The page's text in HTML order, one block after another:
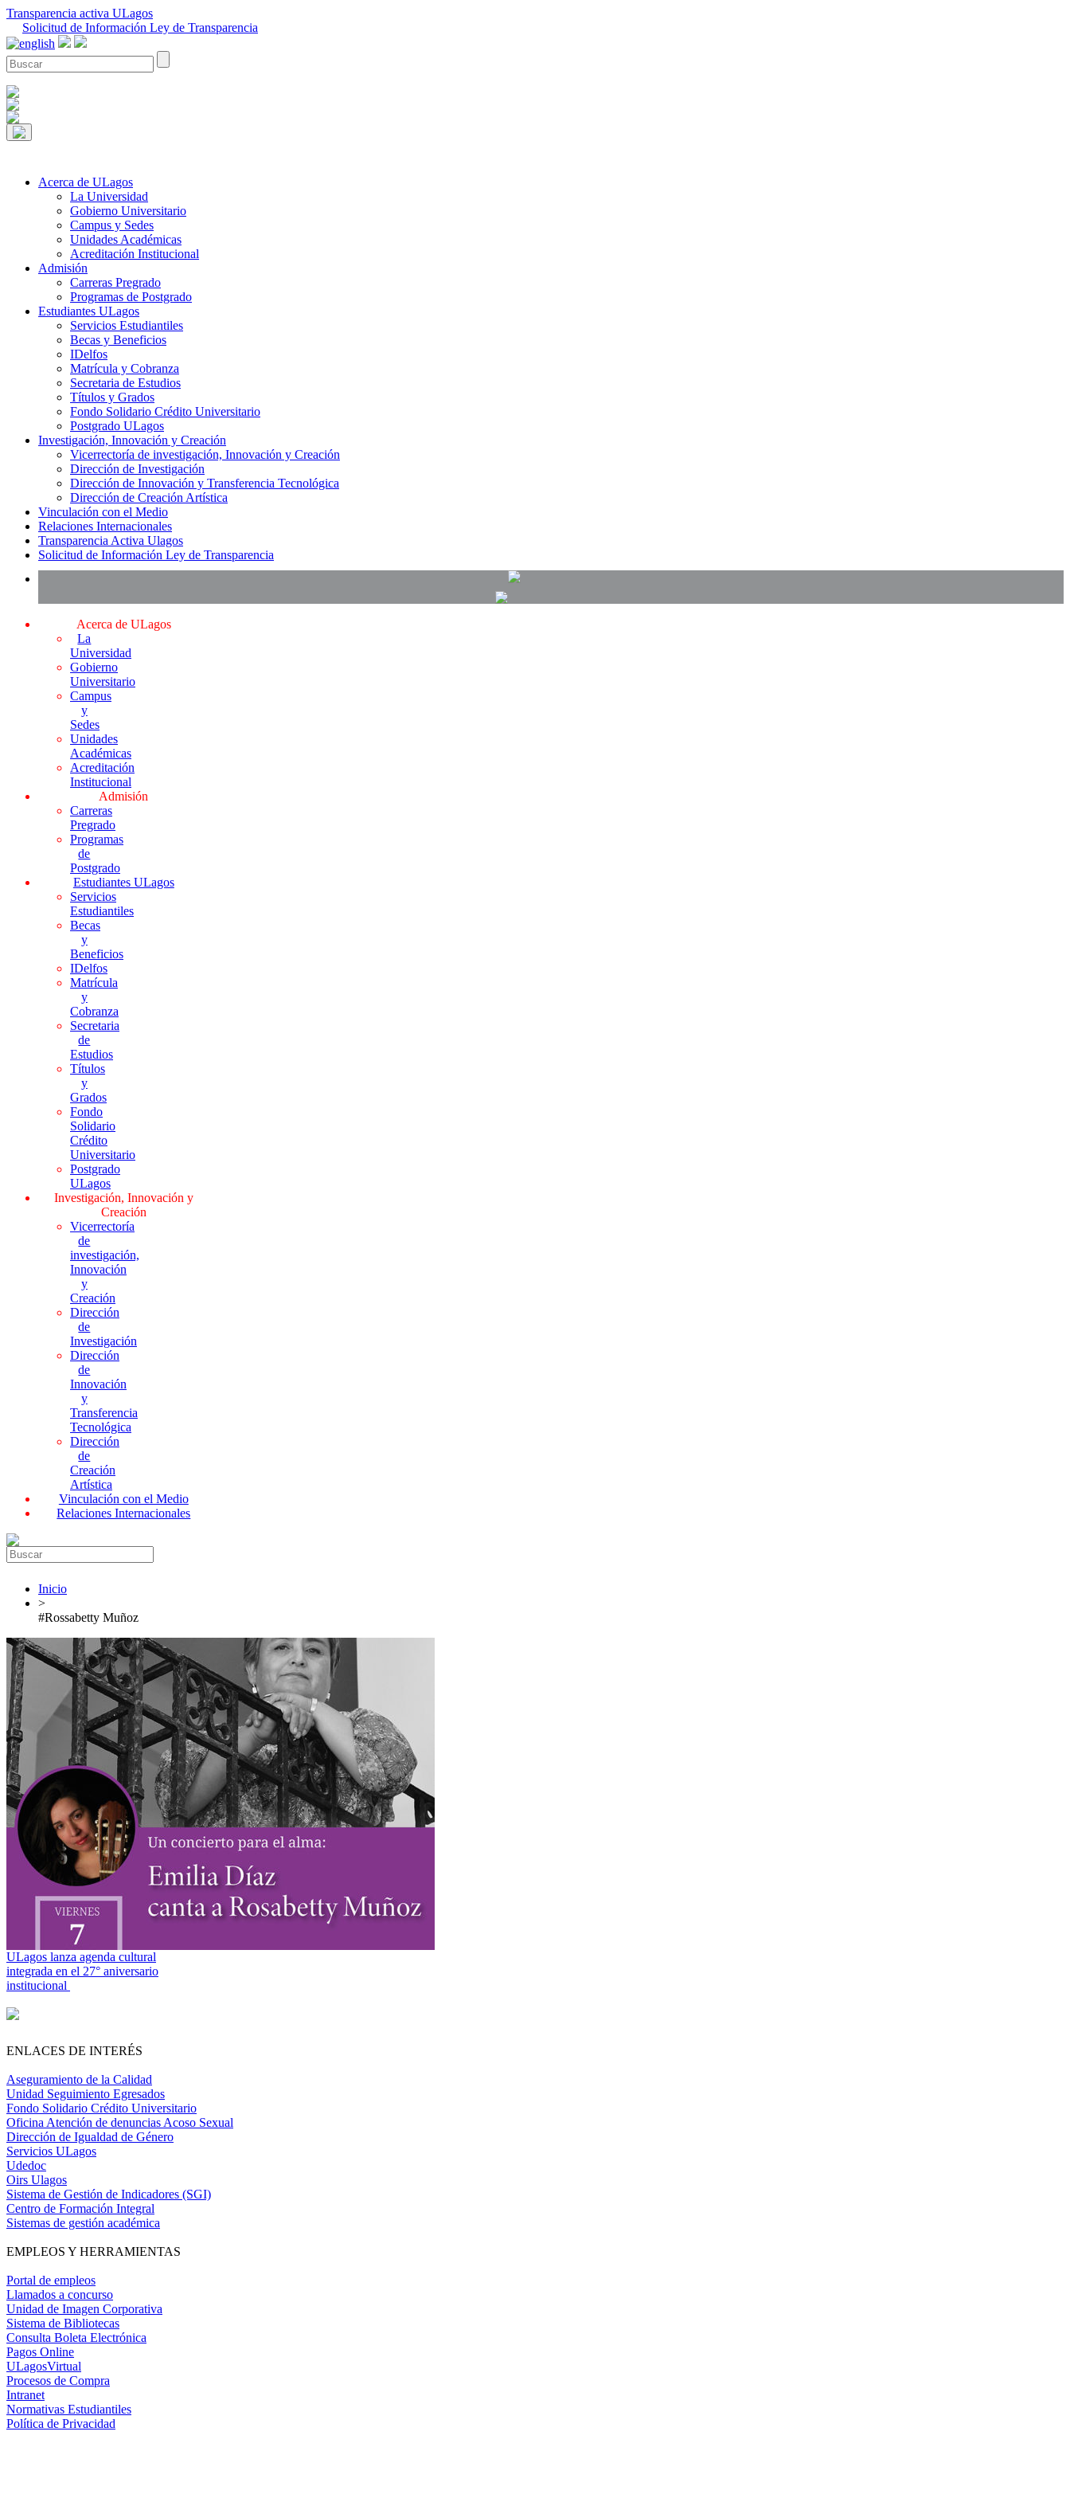
Transparencia activa ULagos
Solicitud de Información Ley de Transparencia
Acerca de ULagos
La Universidad
Gobierno Universitario
Campus y Sedes
Unidades Académicas
Acreditación Institucional
Admisión
Carreras Pregrado
Programas de Postgrado
Estudiantes ULagos
Servicios Estudiantiles
Becas y Beneficios
IDelfos
Matrícula y Cobranza
Secretaria de Estudios
Títulos y Grados
Fondo Solidario Crédito Universitario
Postgrado ULagos
Investigación, Innovación y Creación
Vicerrectoría de investigación, Innovación y Creación
Dirección de Investigación
Dirección de Innovación y Transferencia Tecnológica
Dirección de Creación Artística
Vinculación con el Medio
Relaciones Internacionales
Transparencia Activa Ulagos
Solicitud de Información Ley de Transparencia
Acerca de ULagos
La
Universidad
Gobierno
Universitario
Campus
y
Sedes
Unidades
Académicas
Acreditación
Institucional
Admisión
Carreras
Pregrado
Programas
de
Postgrado
Estudiantes ULagos
Servicios
Estudiantiles
Becas
y
Beneficios
IDelfos
Matrícula
y
Cobranza
Secretaria
de
Estudios
Títulos
y
Grados
Fondo
Solidario
Crédito
Universitario
Postgrado
ULagos
Investigación, Innovación y
Creación
Vicerrectoría
de
investigación,
Innovación
y
Creación
Dirección
de
Investigación
Dirección
de
Innovación
y
Transferencia
Tecnológica
Dirección
de
Creación
Artística
Vinculación con el Medio
Relaciones Internacionales
Inicio
>
#Rossabetty Muñoz
ULagos lanza agenda cultural
integrada en el 27° aniversario
institucional
ENLACES DE INTERÉS
Aseguramiento de la Calidad
Unidad Seguimiento Egresados
Fondo Solidario Crédito Universitario
Oficina Atención de denuncias Acoso Sexual
Dirección de Igualdad de Género
Servicios ULagos
Udedoc
Oirs Ulagos
Sistema de Gestión de Indicadores (SGI)
Centro de Formación Integral
Sistemas de gestión académica
EMPLEOS Y HERRAMIENTAS
Portal de empleos
Llamados a concurso
Unidad de Imagen Corporativa
Sistema de Bibliotecas
Consulta Boleta Electrónica
Pagos Online
ULagosVirtual
Procesos de Compra
Intranet
Normativas Estudiantiles
Política de Privacidad